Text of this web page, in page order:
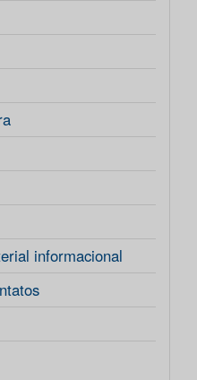
informacional